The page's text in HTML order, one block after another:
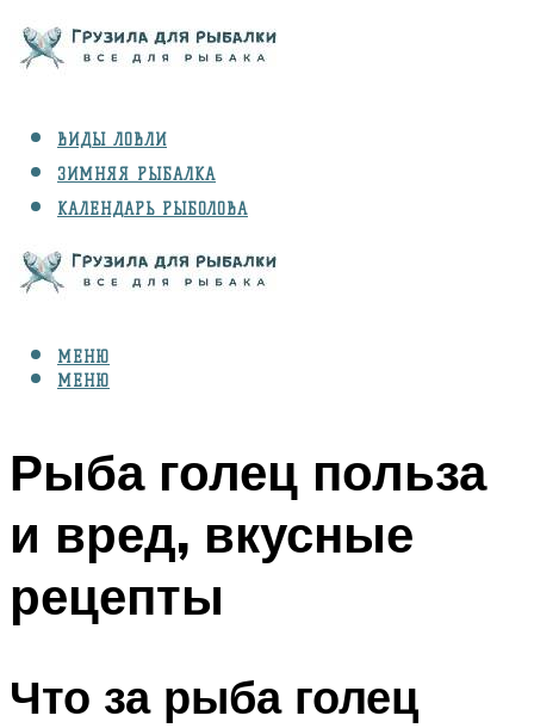
ВИДЫ ЛОВЛИ
ЗИМНЯЯ РЫБАЛКА
КАЛЕНДАРЬ РЫБОЛОВА
СНАРЯЖЕНИЕ
МЕНЮ
МЕНЮ
Рыба голец польза
и вред, вкусные
рецепты
Что за рыба голец